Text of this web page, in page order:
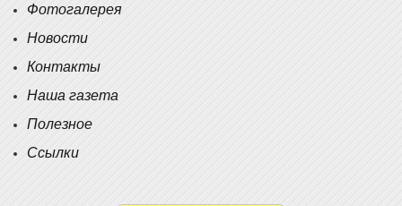
Фотогалерея
Новости
Контакты
Наша газета
Полезное
Ссылки